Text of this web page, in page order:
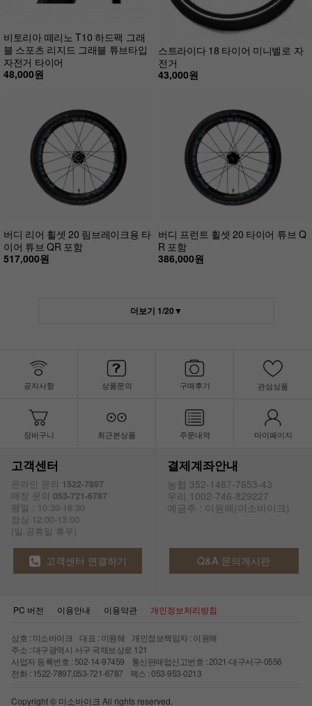
비토리아 떼리노 T10 하드팩 그래
블 스포츠 리지드 그래블 튜브타입
자전거 타이어
48,000원
스트라이다 18 타이어 미니벨로 자
전거
43,000원
버디 리어 휠셋 20 림브레이크용 타
이어 튜브 QR 포함
517,000원
버디 프런트 휠셋 20 타이어 튜브 Q
R 포함
386,000원
더보기 1/20▼
공지사항 상품문의 구매후기 관심상품
장바구니 최근본상품 주문내역 마이페이지
고객센터
온라인 문의 1522-7897
매장 문의 053-721-6787
평일 : 10:30-16:30
점심 12:00-13:00
(일.공휴일 휴무)
결제계좌안내
농협 352-1487-7653-43
우리 1002-746-829227
예금주 : 이원해(미소바이크)
고객센터 연결하기 Q&A 문의게시판
PC 버전 이용안내 이용약관 개인정보처리방침
상호 : 미소바이크 대표 : 이원해 개인정보책임자 : 이원해
주소 : 대구광역시 서구 국채보상로 121
사업자 등록번호 : 502-14-97459 통신판매업신고번호 : 2021-대구서구-0556
전화 : 1522-7897,053-721-6787 팩스 : 053-953-0213
Copyright © 미소바이크 All rights reserved.